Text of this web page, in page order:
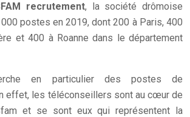
recrutement, la société drômoise
postes en 2019, dont 200 à Paris, 400
et 400 à Roanne dans le département
en particulier des postes de
effet, les téléconseillers sont au cœur de
et se sont eux qui représentent la